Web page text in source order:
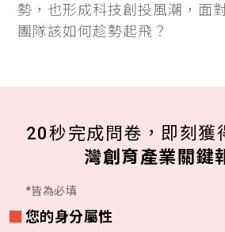
勢，也形成科技創投風潮，面
團隊該如何趁勢起飛？
20秒完成問卷，即刻獲
灣創育產業關鍵
*皆為必填
您的身分屬性